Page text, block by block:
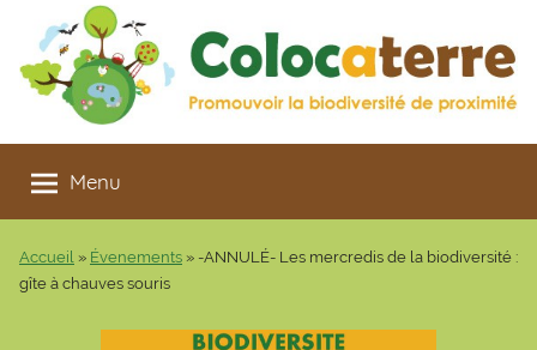
contenu
Colocaterre
Promouvoir
la
proximité
Menu
Accueil » Évenements » -ANNULÉ- Les mercredis de la biodiversité :
gîte à chauves souris